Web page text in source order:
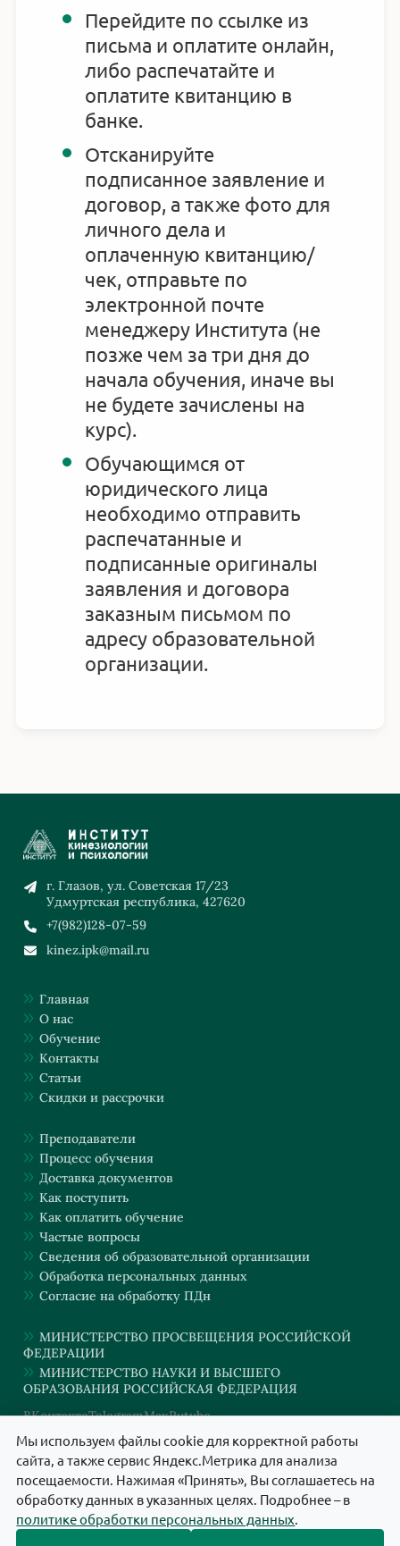
Мы используем файлы cookie для корректной работы
сайта, а также сервис Яндекс.Метрика для анализа
посещаемости. Нажимая «Принять», Вы соглашаетесь на
обработку данных в указанных целях. Подробнее – в
политике обработки персональных данных.
Перейдите по ссылке из
письма и оплатите онлайн,
либо распечатайте и
оплатите квитанцию в
банке.
Отсканируйте
подписанное заявление и
договор, а также фото для
личного дела и
оплаченную квитанцию/
чек, отправьте по
электронной почте
менеджеру Института (не
позже чем за три дня до
начала обучения, иначе вы
не будете зачислены на
курс).
Обучающимся от
юридического лица
необходимо отправить
распечатанные и
подписанные оригиналы
заявления и договора
заказным письмом по
адресу образовательной
организации.
г. Глазов, ул. Советская 17/23
Удмуртская республика, 427620
+7(982)128-07-59
kinez.ipk@mail.ru
Главная
О нас
Обучение
Контакты
Статьи
Скидки и рассрочки
Преподаватели
Процесс обучения
Доставка документов
Как поступить
Как оплатить обучение
Частые вопросы
Сведения об образовательной организации
Обработка персональных данных
Согласие на обработку ПДн
МИНИСТЕРСТВО ПРОСВЕЩЕНИЯ РОССИЙСКОЙ
ФЕДЕРАЦИИ
МИНИСТЕРСТВО НАУКИ И ВЫСШЕГО
ОБРАЗОВАНИЯ РОССИЙСКАЯ ФЕДЕРАЦИЯ
ВКонтактеTelegramMaxRutube
АНО ДПО "ИНСТИТУТ КИНЕЗИОЛОГИИ И ПСИХОЛОГИИ" © 2024. Все
права защищены.